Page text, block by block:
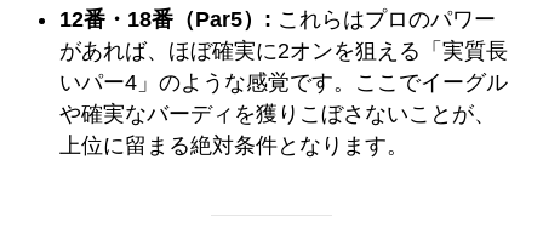
12番・18番（Par5）: これらはプロのパワー
があれば、ほぼ確実に2オンを狙える「実質長
いパー4」のような感覚です。ここでイーグル
や確実なバーディを獲りこぼさないことが、
上位に留まる絶対条件となります。